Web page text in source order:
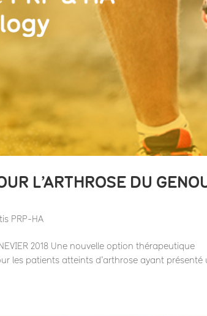
L’ARTHROSE DU
PRP-HA
2018 Une nouvelle option thérapeutique
les patients atteints d’arthrose ayant présenté